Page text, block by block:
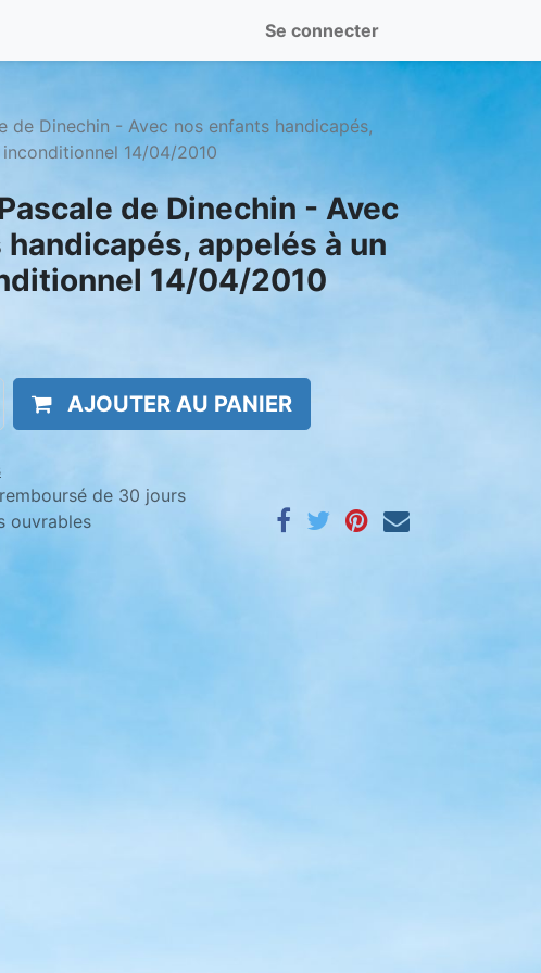
Se connecter
de Dinechin - Avec nos enfants handicapés,
14/04/2010
de Dinechin - Avec
appelés à un
14/04/2010
AJOUTER AU PANIER
de 30 jours
ouvrables